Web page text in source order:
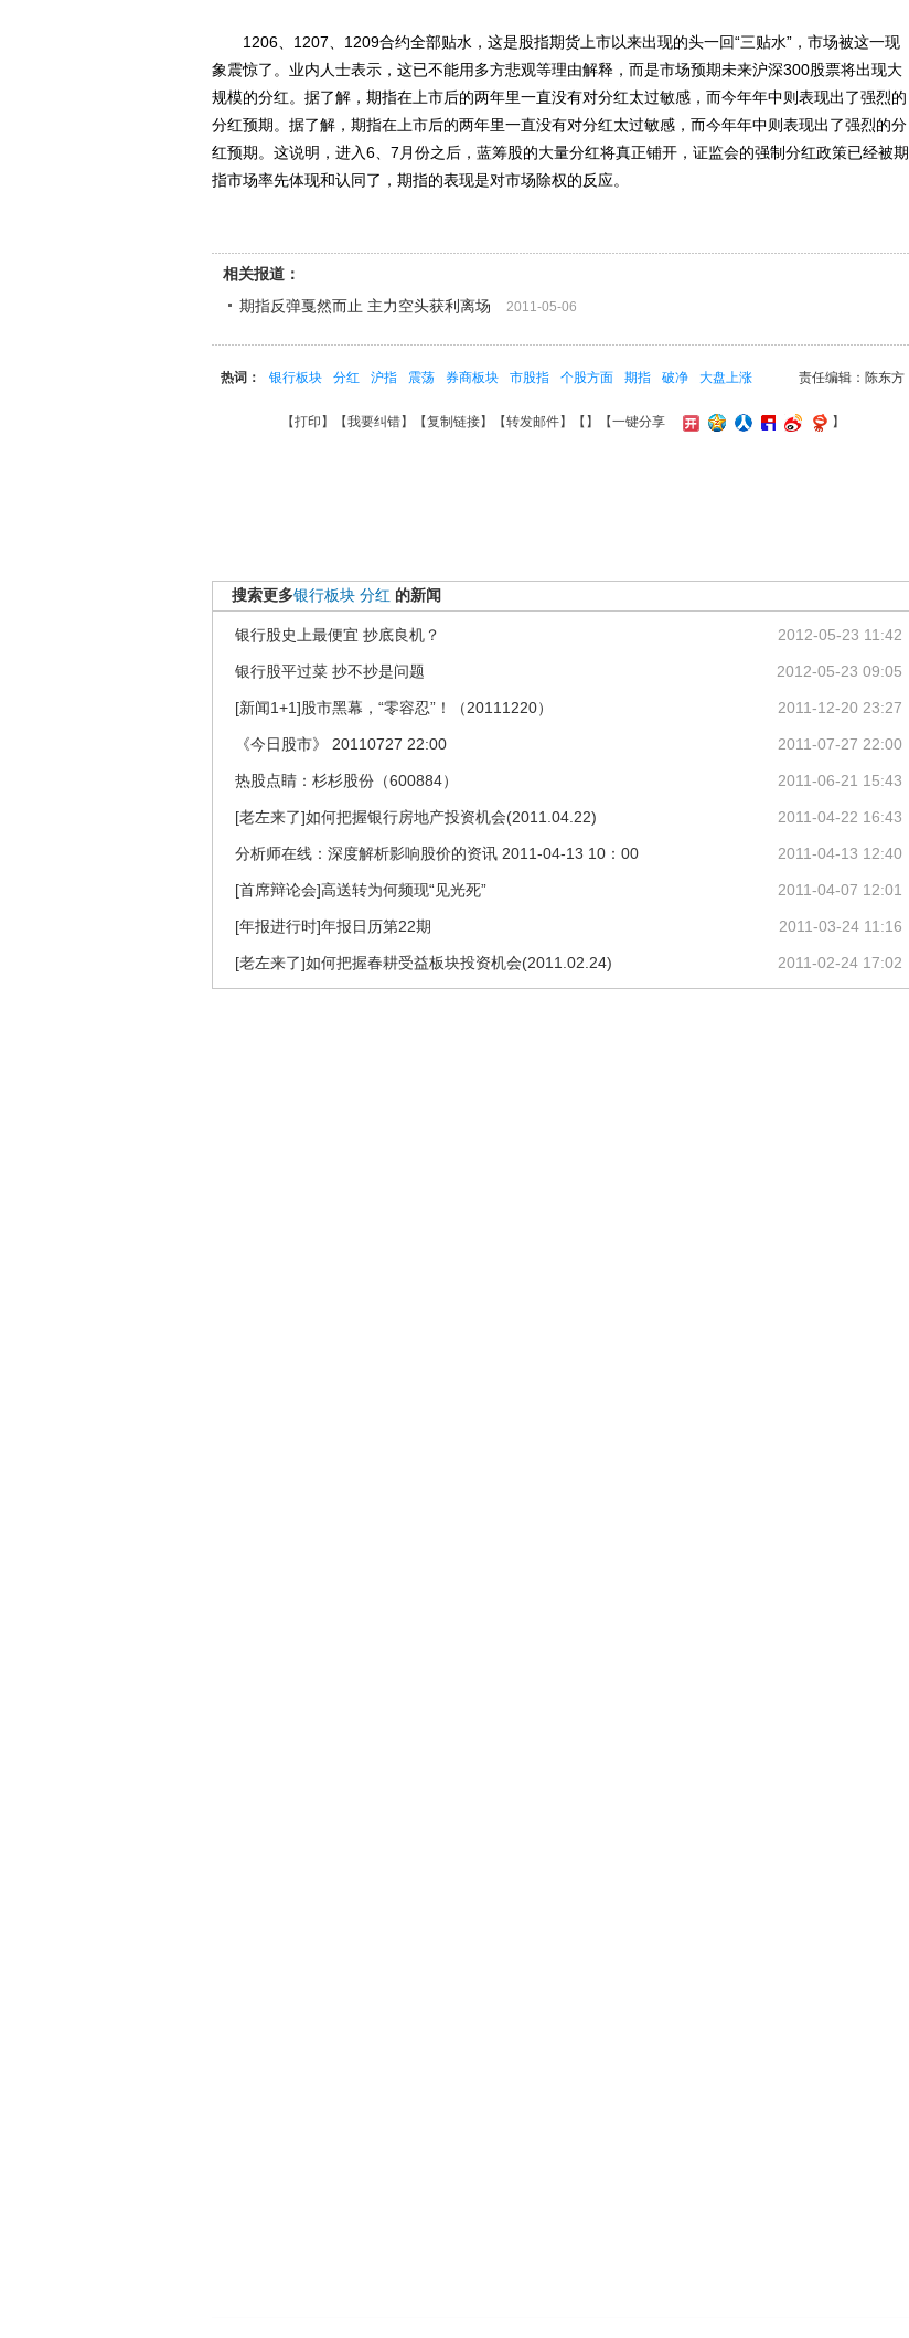
1206、1207、1209合约全部贴水，这是股指期货上市以来出现的头一回“三贴水”，市场被这一现
象震惊了。业内人士表示，这已不能用多方悲观等理由解释，而是市场预期未来沪深300股票将出现大
规模的分红。据了解，期指在上市后的两年里一直没有对分红太过敏感，而今年年中则表现出了强烈的
分红预期。据了解，期指在上市后的两年里一直没有对分红太过敏感，而今年年中则表现出了强烈的分
红预期。这说明，进入6、7月份之后，蓝筹股的大量分红将真正铺开，证监会的强制分红政策已经被期
指市场率先体现和认同了，期指的表现是对市场除权的反应。
相关报道：
期指反弹戛然而止 主力空头获利离场
2011-05-06
责任编辑：陈东方
热词： 银行板块 分红 沪指 震荡 券商板块 市股指 个股方面 期指 破净 大盘上涨
【打印 】【我要纠错】【复制链接】【转发邮件】【 】 【一键分享 】
搜索更多银行板块 分红 的新闻
2012-05-23 11:42
银行股史上最便宜 抄底良机？
2012-05-23 09:05
银行股平过菜 抄不抄是问题
2011-12-20 23:27
[新闻1+1]股市黑幕，“零容忍”！（20111220）
2011-07-27 22:00
《今日股市》 20110727 22:00
2011-06-21 15:43
热股点睛：杉杉股份（600884）
2011-04-22 16:43
[老左来了]如何把握银行房地产投资机会(2011.04.22)
2011-04-13 12:40
分析师在线：深度解析影响股价的资讯 2011-04-13 10：00
2011-04-07 12:01
[首席辩论会]高送转为何频现“见光死”
2011-03-24 11:16
[年报进行时]年报日历第22期
2011-02-24 17:02
[老左来了]如何把握春耕受益板块投资机会(2011.02.24)